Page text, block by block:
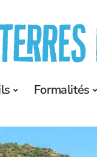
Formalités